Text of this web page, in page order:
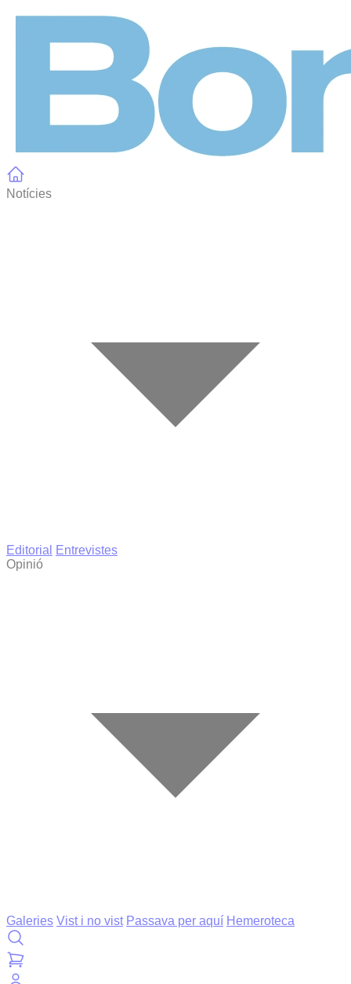
Notícies
Editorial
Entrevistes
Opinió
Galeries Vist i no vist Passava per aquí Hemeroteca